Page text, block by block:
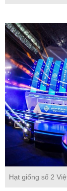
Hạt giống số 2